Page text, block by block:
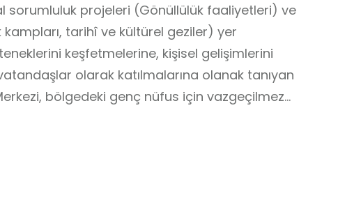
sorumluluk projeleri (Gönüllülük faaliyetleri) ve
tarihî ve kültürel geziler) yer
keşfetmelerine, kişisel gelişimlerini
olarak katılmalarına olanak tanıyan
bölgedeki genç nüfus için vazgeçilmez